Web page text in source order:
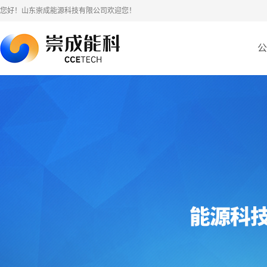
您好！山东崇成能源科技有限公司欢迎您！